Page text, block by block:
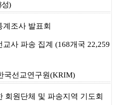
성)
조사 발표회
사 파송 집계 (168개국 22,259
선교연구원(KRIM)
회원단체 및 파송지역 기도회